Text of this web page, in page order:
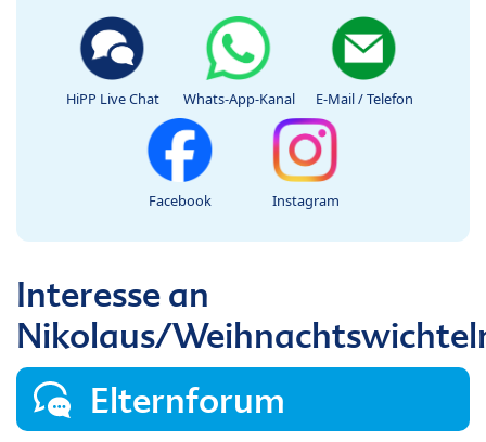
HiPP Live Chat Whats-App-Kanal E-Mail / Telefon
Facebook Instagram
Interesse an
Nikolaus/
Elternforum